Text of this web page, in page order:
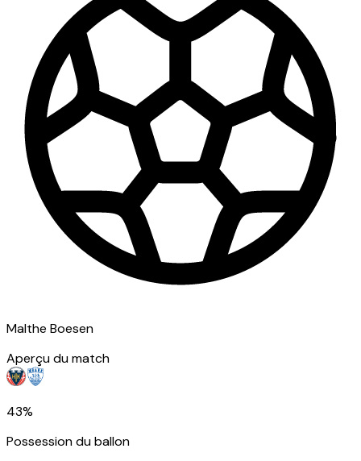
Malthe Boesen
Aperçu du match
43%
Possession du ballon